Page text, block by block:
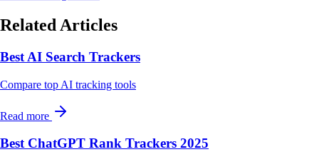
Related Articles
Best AI Search Trackers
Compare top AI tracking tools
Read more
Best ChatGPT Rank Trackers 2025